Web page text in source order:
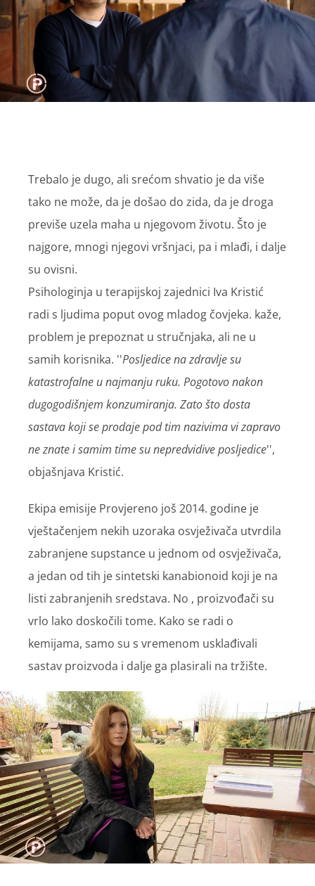
Trebalo je dugo, ali srećom shvatio je da više
tako ne može, da je došao do zida, da je droga
previše uzela maha u njegovom životu. Što je
najgore, mnogi njegovi vršnjaci, pa i mlađi, i dalje
su ovisni.
Psihologinja u terapijskoj zajednici Iva Kristić
radi s ljudima poput ovog mladog čovjeka. kaže,
problem je prepoznat u stručnjaka, ali ne u
samih korisnika. ''Posljedice na zdravlje su
katastrofalne u najmanju ruku. Pogotovo nakon
dugogodišnjem konzumiranja. Zato što dosta
sastava koji se prodaje pod tim nazivima vi zapravo
ne znate i samim time su nepredvidive posljedice'',
objašnjava Kristić.
Ekipa emisije Provjereno još 2014. godine je
vještačenjem nekih uzoraka osvježivača utvrdila
zabranjene supstance u jednom od osvježivača,
a jedan od tih je sintetski kanabionoid koji je na
listi zabranjenih sredstava. No , proizvođači su
vrlo lako doskočili tome. Kako se radi o
kemijama, samo su s vremenom usklađivali
sastav proizvoda i dalje ga plasirali na tržište.